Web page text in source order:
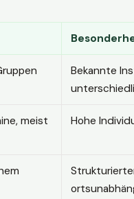
Bekannte
meist
Hohe